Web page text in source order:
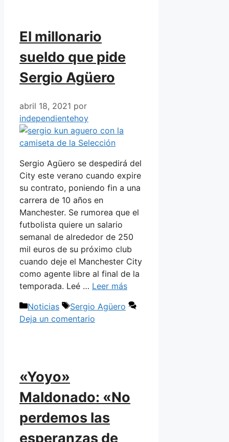
El millonario
sueldo que pide
Sergio Agüero
abril 18, 2021 por
independientehoy
Sergio Agüero se despedirá del
City este verano cuando expire
su contrato, poniendo fin a una
carrera de 10 años en
Manchester. Se rumorea que el
futbolista quiere un salario
semanal de alrededor de 250
mil euros de su próximo club
cuando deje el Manchester City
como agente libre al final de la
temporada. Leé … Leer más
Categorías
Noticias Etiquetas
Sergio Agüero
Deja un comentario
«Yoyo»
Maldonado: «No
perdemos las
esperanzas de